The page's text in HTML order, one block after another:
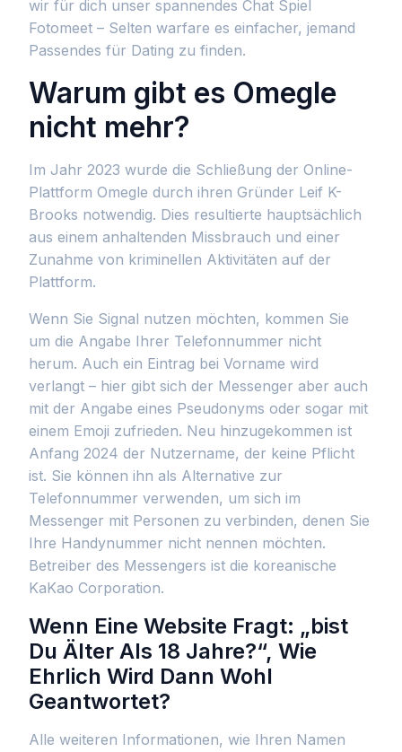
wir für dich unser spannendes Chat Spiel
Fotomeet – Selten warfare es einfacher, jemand
Passendes für Dating zu finden.
Warum gibt es Omegle
nicht mehr?
Im Jahr 2023 wurde die Schließung der Online-
Plattform Omegle durch ihren Gründer Leif K-
Brooks notwendig. Dies resultierte hauptsächlich
aus einem anhaltenden Missbrauch und einer
Zunahme von kriminellen Aktivitäten auf der
Plattform.
Wenn Sie Signal nutzen möchten, kommen Sie
um die Angabe Ihrer Telefonnummer nicht
herum. Auch ein Eintrag bei Vorname wird
verlangt – hier gibt sich der Messenger aber auch
mit der Angabe eines Pseudonyms oder sogar mit
einem Emoji zufrieden. Neu hinzugekommen ist
Anfang 2024 der Nutzername, der keine Pflicht
ist. Sie können ihn als Alternative zur
Telefonnummer verwenden, um sich im
Messenger mit Personen zu verbinden, denen Sie
Ihre Handynummer nicht nennen möchten.
Betreiber des Messengers ist die koreanische
KaKao Corporation.
Wenn Eine Website Fragt: „bist
Du Älter Als 18 Jahre?“, Wie
Ehrlich Wird Dann Wohl
Geantwortet?
Alle weiteren Informationen, wie Ihren Namen